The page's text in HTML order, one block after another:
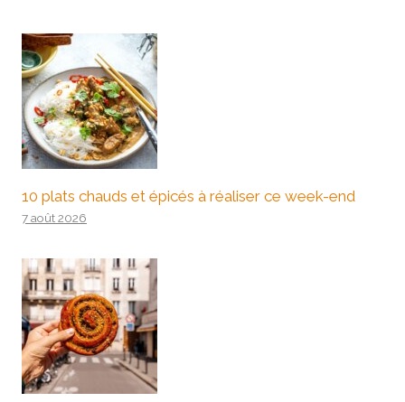
10 plats chauds et épicés à réaliser ce week-end
7 août 2026